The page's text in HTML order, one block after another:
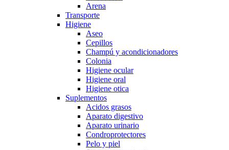
Arena
Transporte
Higiene
Aseo
Cepillos
Champú y acondicionadores
Colonia
Higiene ocular
Higiene oral
Higiene otica
Suplementos
Acidos grasos
Aparato digestivo
Aparato urinario
Condroprotectores
Pelo y piel